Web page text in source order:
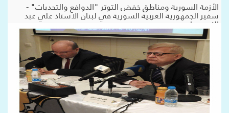
الأزمة السورية ومناطق خفض التوتر "الدوافع والتحديات" -
سفير الجمهورية العربية السورية في لبنان الاستاذ علي عبد
الكريم علي